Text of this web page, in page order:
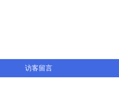
访客留言